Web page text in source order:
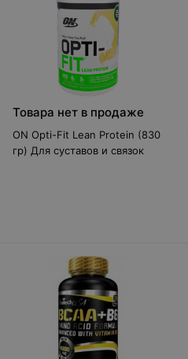
Товара нет в продаже
ON Opti-Fit Lean Protein (830
гр) Для суставов и связок